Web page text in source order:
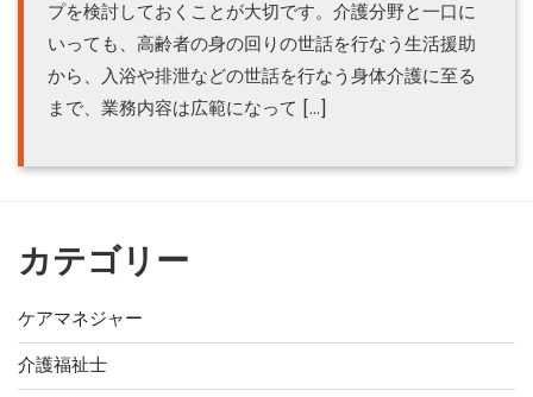
プを検討しておくことが大切です。介護分野と一口に
いっても、高齢者の身の回りの世話を行なう生活援助
から、入浴や排泄などの世話を行なう身体介護に至る
まで、業務内容は広範になって […]
カテゴリー
ケアマネジャー
介護福祉士